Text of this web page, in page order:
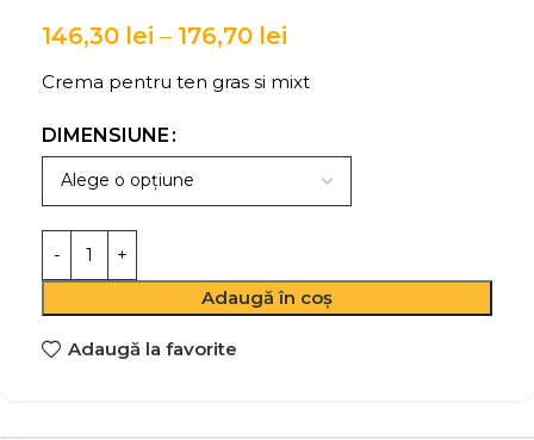
146,30 lei – 176,70 lei
Crema pentru ten gras si mixt
DIMENSIUNE
Adaugă în coș
Adaugă la favorite